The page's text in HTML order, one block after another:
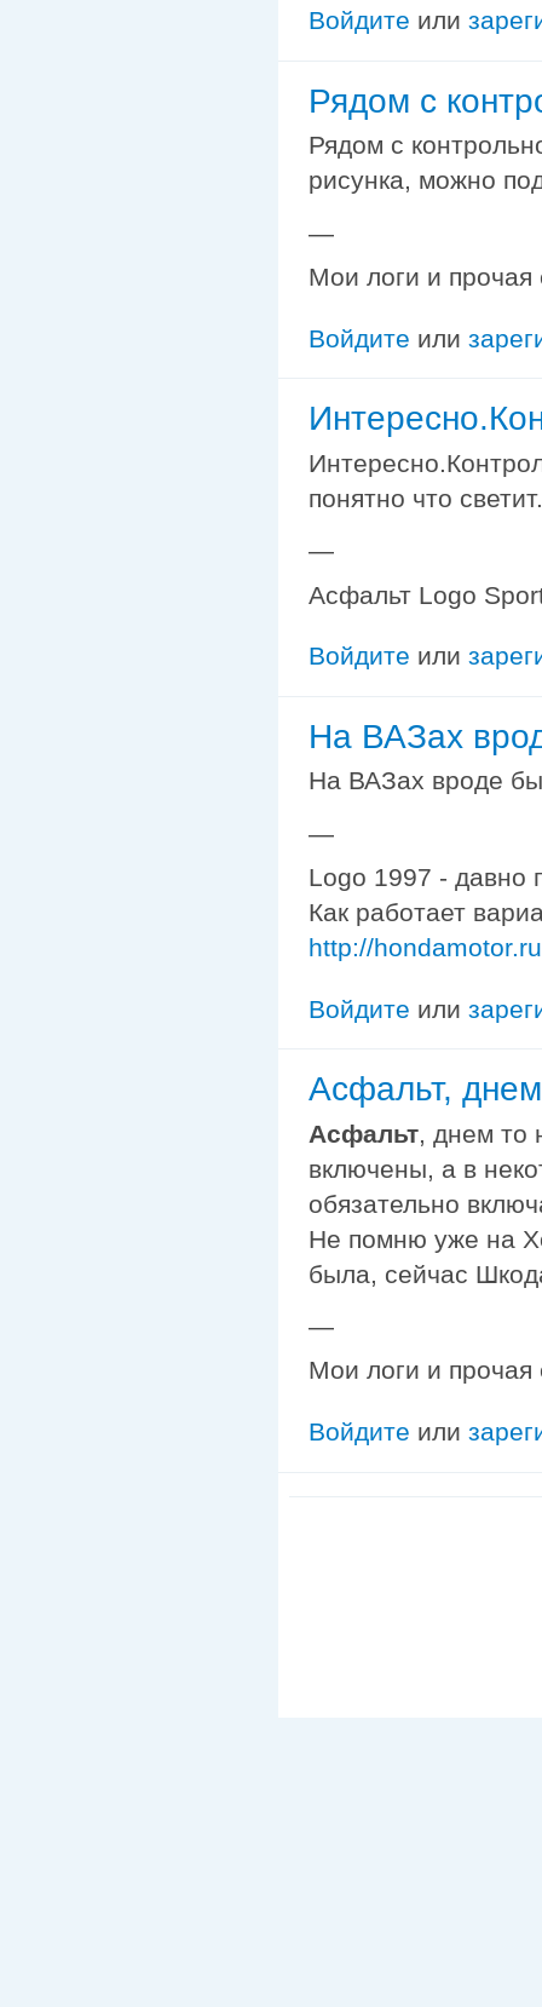
Войдите или
Рядом с
Рядом с
рисунка, можно
—
Мои логи и
Войдите или
понятно что
—
Асфальт Logo
Войдите или
На ВАЗах
На ВАЗах вроде
—
Logo 1997 - давно
Как работает
http://
Войдите или
Асфальт,
Асфальт, днем то
включены, а в
обязательно
Не помню уже на
была, сейчас
—
Мои логи и
Войдите или